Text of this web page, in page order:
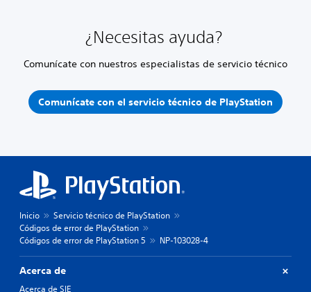
¿Necesitas ayuda?
Comunícate con nuestros especialistas de servicio técnico
Comunícate con el servicio técnico de PlayStation
Inicio
Servicio técnico de PlayStation
Códigos de error de PlayStation
Códigos de error de PlayStation 5
NP-103028-4
Acerca de
Acerca de SIE